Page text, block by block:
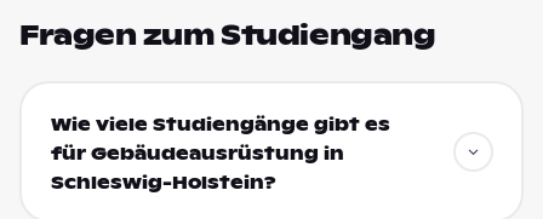
Fragen zum Studiengang
Wie viele Studiengänge gibt es
für Gebäudeausrüstung in
Schleswig-Holstein?